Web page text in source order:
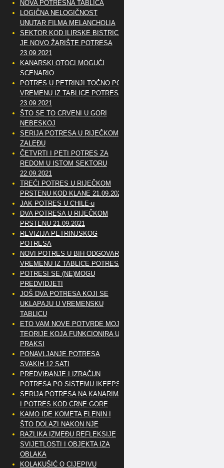
NOVA POTRESNA TABLICA
LOGIČNA NELOGIČNOST
UNUTAR FILMA MELANCHOLIA
SEKTOR KOD ILIRSKE BISTRICE
JE NOVO ŽARIŠTE POTRESA
23.09.2021
KANARSKI OTOCI MOGUĆI
SCENARIO
POTRES U PETRINJI TOČNO PO
VREMENU IZ TABLICE POTRESA
23.09.2021
ŠTO SE TO CRVENI U GORI
NEBESKOJ
SERIJA POTRESA U RIJEČKOM
ZALEĐU
ČETVRTI I PETI POTRES ZA
REDOM U ISTOM SEKTORU
22.09.2021
TREĆI POTRES U RIJEČKOM
PRSTENU KOD KLANE 21.09.2021
JAK POTRES U CHILE-u
DVA POTRESA U RIJEČKOM
PRSTENU 21.09.2021
REVIZIJA PETRINJSKOG
POTRESA
NOVI POTRES U BIH ODGOVARA
VREMENU IZ TABLICE POTRESA
POTRESI SE (NE)MOGU
PREDVIDJETI
JOŠ DVA POTRESA KOJI SE
UKLAPAJU U VREMENSKU
TABLICU
ETO VAM NOVE POTVRDE MOJE
TEORIJE KOJA FUNKCIONIRA U
PRAKSI
PONAVLJANJE POTRESA
SVAKIH 12 SATI
PREDVIĐANJE I IZRAČUN
POTRESA PO SISTEMU IKEEPS
SERIJA POTRESA NA KANARIMA
I POTRES KOD CRNE GORE
KAMO IDE KOMETA ELENIN I
ŠTO DOLAZI NAKON NJE
RAZLIKA IZMEĐU REFLEKSIJE
SVIJETLOSTI I OBJEKTA IZA
OBLAKA
KOLAKUŠIĆ O CIJEPIVU